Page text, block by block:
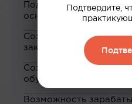
Подборка материалов
основе ваших
Сохранение
закладки
Сохранение прогресса
обучению
Возможность
Подтвердите,